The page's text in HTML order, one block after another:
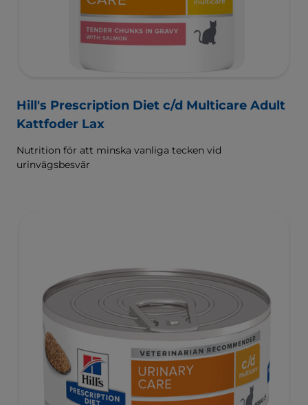
Hill's Prescription Diet c/d Multicare Adult
Kattfoder Lax
Nutrition för att minska vanliga tecken vid
urinvägsbesvär